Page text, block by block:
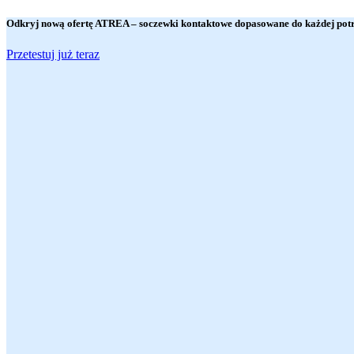
Odkryj nową ofertęATREA– soczewki kontaktowe dopasowane do każdej
Przetestuj już teraz